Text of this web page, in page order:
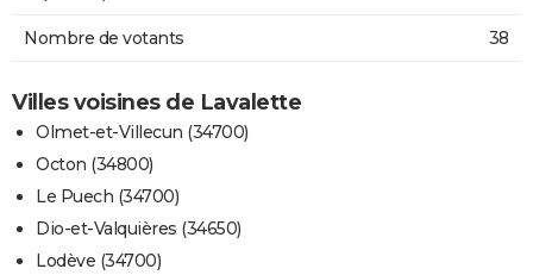
Nombre de votants 38
Villes voisines de Lavalette
Olmet-et-Villecun (34700)
Octon (34800)
Le Puech (34700)
Dio-et-Valquières (34650)
Lodève (34700)